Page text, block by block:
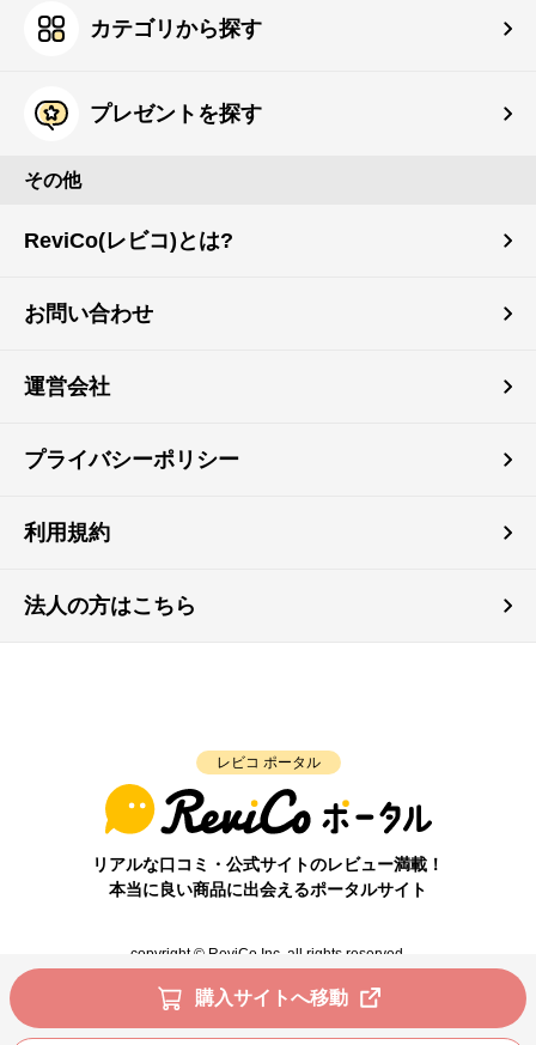
購入サイトへ移動
カテゴリから探す
プレゼントを探す
その他
ReviCo(レビコ)とは?
お問い合わせ
運営会社
プライバシーポリシー
利用規約
法人の方はこちら
レビコ ポータル
リアルな口コミ・公式サイトのレビュー満載！
本当に良い商品に出会えるポータルサイト
copyright © ReviCo Inc. all rights reserved.